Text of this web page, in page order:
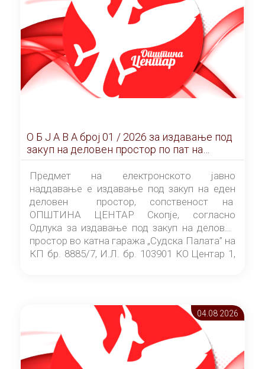
О Б Ј А В А брoj 01 / 2026 за издавање под
закуп на деловен простор по пат на
ЕЛЕКТРОНСКО ЈАВНО НАДДАВАЊЕ
Предмет на електронското јавно
наддавање е издавање под закуп на еден
деловен простор, сопственост на
ОПШТИНА ЦЕНТАР Скопје, согласно
Одлука за издавање под закуп на деловен
простор во катна гаража „Судска Палата” на
КП бр. 8885/7, И.Л. бр. 103901 КО Центар 1,
Скопје” број 9/2026), за времетраење од 3
(три) години од денот на потпишувањето на
Договорот за закуп со најповолниот
понудувач.
04.08 2026